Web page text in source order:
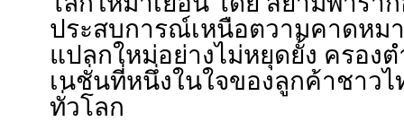
ประสบการณ์เหนือตวามคาดหม
แปลกใหม่อย่างไม่หยุดยั้ง ครอง
เนชั่นที่หนึ่งในใจของลูกค้าชาว
ทั่วโลก